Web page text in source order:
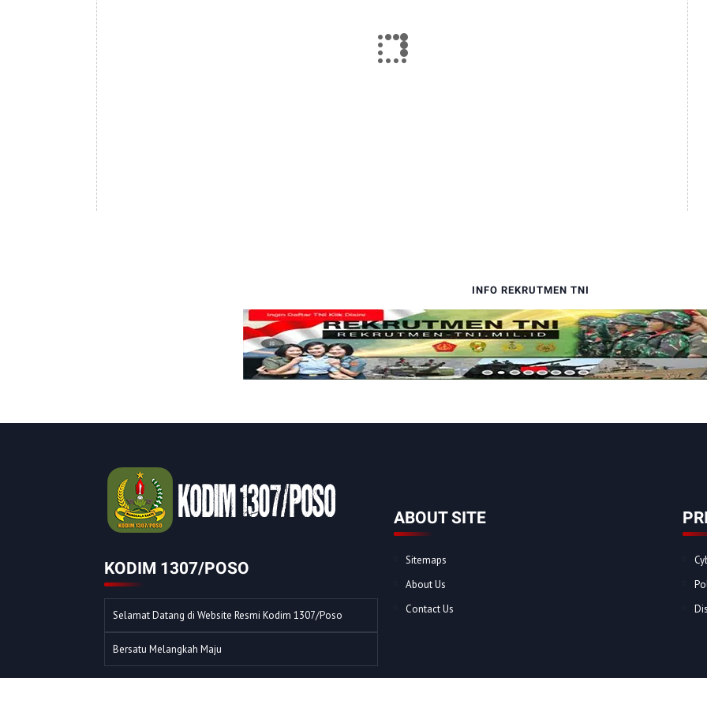
INFO REKRUTMEN TNI
KODIM 1307/POSO
Selamat Datang di Website Resmi Kodim 1307/Poso
Bersatu Melangkah Maju
ABOUT SITE
Sitemaps
About Us
Contact Us